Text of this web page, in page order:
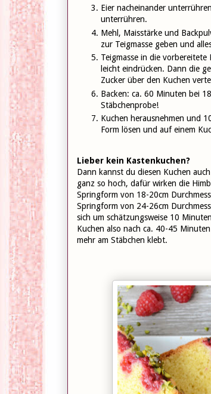
Eier nacheinander
unterrühren.
Mehl, Maisstärke und
zur Teigmasse geben und
Teigmasse in die
leicht eindrücken. Dann die
Zucker über den Kuchen
Backen: ca. 60 Minuten bei
Stäbchenprobe!
Kuchen herausnehmen und
Form lösen und auf einem
Lieber kein Kastenkuchen?
Dann kannst du diesen Kuchen
ganz so hoch, dafür wirken die
Springform von 18-20cm
Springform von 24-26cm
sich um schätzungsweise 10
Kuchen also nach ca. 40-45
mehr am Stäbchen klebt.